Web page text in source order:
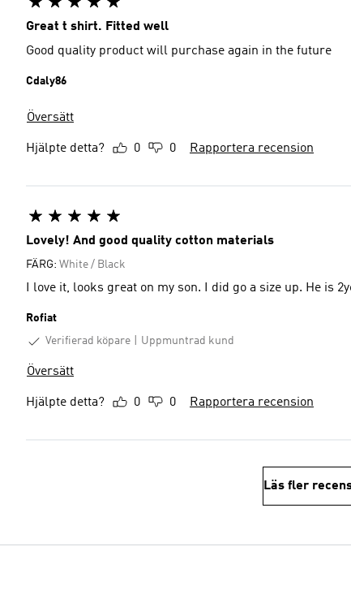
Great t shirt. Fitted well
Good quality product will purchase again in the future
Cdaly86
Översätt
Hjälpte detta? 0 0 Rapportera recension
Lovely! And good quality cotton materials
FÄRG: White / Black
I love it, looks great on my son. I did go a size up. He is
Rofiat
Verifierad köpare
Uppmuntrad kund
Översätt
Hjälpte detta? 0 0 Rapportera recension
Läs fler